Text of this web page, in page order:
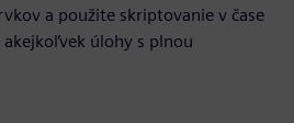
a použite skriptovanie v čase
úlohy s plnou